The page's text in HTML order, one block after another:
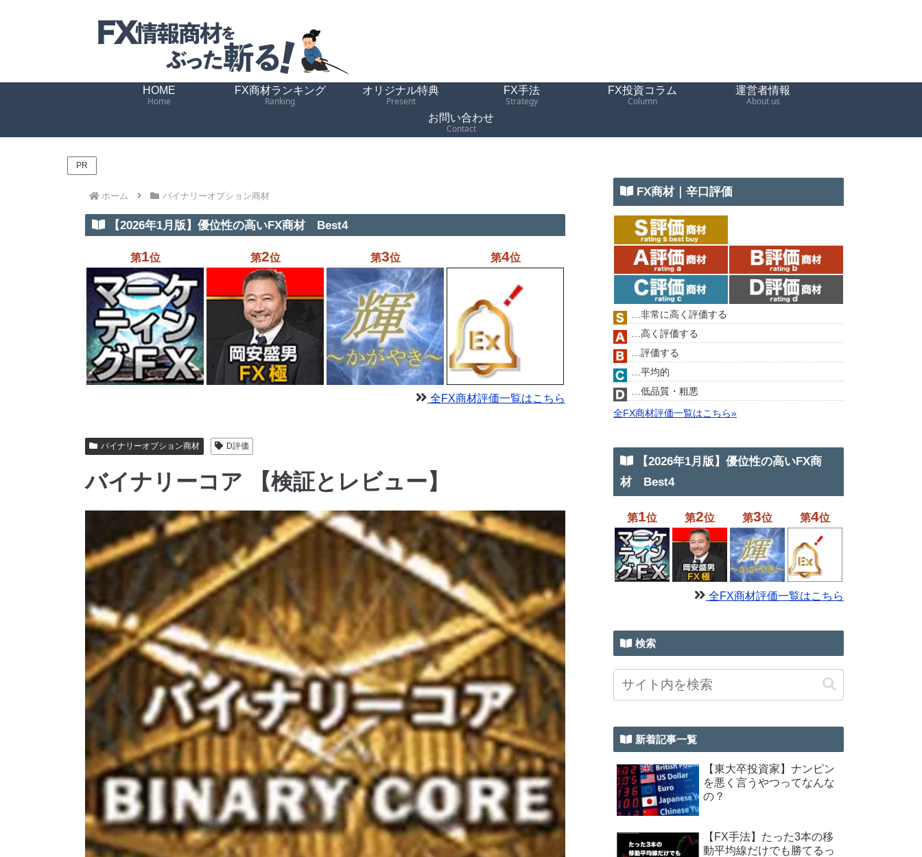
HOME
Home
FX商材ランキング
Ranking
オリジナル特典
Present
FX手法
Strategy
FX投資コラム
Column
運営者情報
About us
お問い合わせ
Contact
PR
ホーム バイナリーオプション商材
【2026年1月版】優位性の高いFX商材 Best4
第1位 第2位 第3位 第4位
全FX商材評価一覧はこちら
バイナリーオプション商材 D評価
バイナリーコア 【検証とレビュー】
FX商材｜辛口評価
…非常に高く評価する
…高く評価する
…評価する
…平均的
…低品質・粗悪
全FX商材評価一覧はこちら»
【2026年1月版】優位性の高いFX商
材 Best4
第1位 第2位 第3位 第4位
全FX商材評価一覧はこちら
検索
新着記事一覧
【東大卒投資家】ナンピン
を悪く言うやつってなんな
の？
【FX手法】たった3本の移
動平均線だけでも勝てるっ